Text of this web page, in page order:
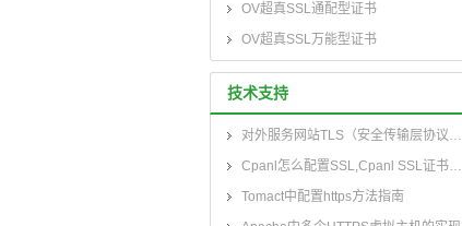
OV超真SSL通配型证书
OV超真SSL万能型证书
技术支持
对外服务网站TLS（安全传输层协议）部署指南
Cpanl怎么配置SSL,Cpanl SSL证书部署指南
Tomact中配置https方法指南